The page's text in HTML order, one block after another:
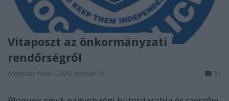
Vitaposzt az önkormányzati
rendőrségről
Professor Pizka • 2020. február 19. 31